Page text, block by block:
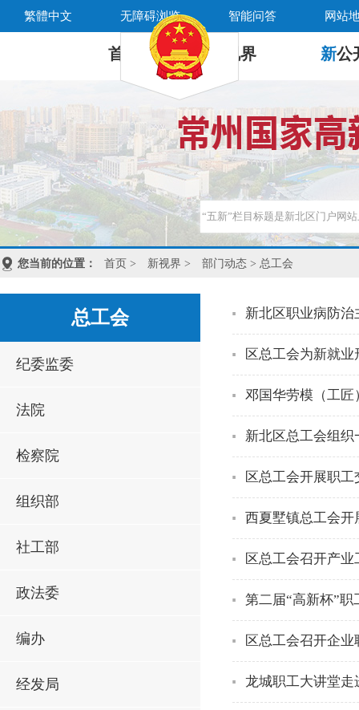
繁體中文 无障碍浏览 智能问答 网站
首 页 新 视界 新公
您当前的位置： 首页 > 新视界 > 部门动态 > 总工会
总工会
纪委监委
法院
检察院
组织部
社工部
政法委
编办
经发局
新北区职业病防
区总工会为新就
邓国华劳模（工
新北区总工会组
区总工会开展职
西夏墅镇总工会
区总工会召开产
第二届“高新杯”
区总工会召开企
龙城职工大讲堂走